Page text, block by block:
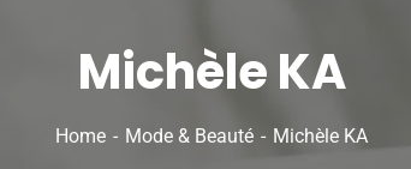
Michèle KA
Home Mode & Beauté Michèle KA